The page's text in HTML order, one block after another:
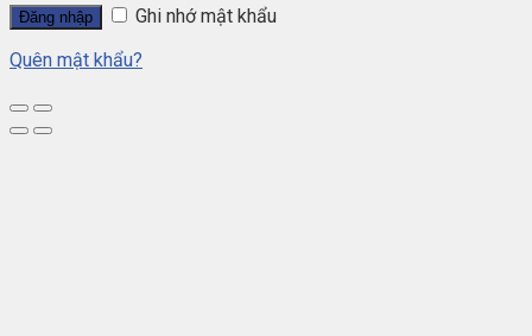
Đăng nhập
Ghi nhớ mật khẩu
Quên mật khẩu?